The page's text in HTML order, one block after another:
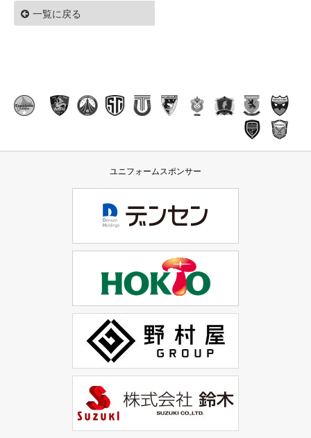
一覧に戻る
ユニフォームスポンサー